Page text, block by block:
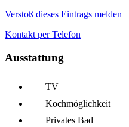
Verstoß dieses Eintrags melden
Kontakt per Telefon
Ausstattung
TV
Kochmöglich­keit
Privates Bad